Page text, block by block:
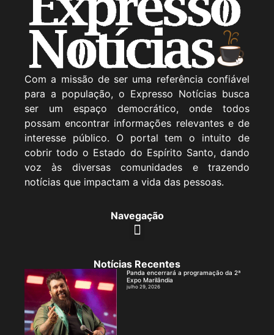
Com a missão de ser uma referência confiável
para a população, o Expresso Notícias busca
ser um espaço democrático, onde todos
possam encontrar informações relevantes e de
interesse público. O portal tem o intuito de
cobrir todo o Estado do Espírito Santo, dando
voz às diversas comunidades e trazendo
notícias que impactam a vida das pessoas.
Navegação
Notícias Recentes
Panda encerrará a programação da 2ª
Expo Marilândia
julho 29, 2026